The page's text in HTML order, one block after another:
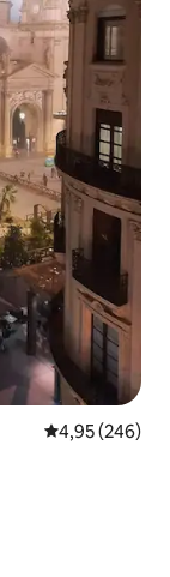
Évaluation
4,95 (246)